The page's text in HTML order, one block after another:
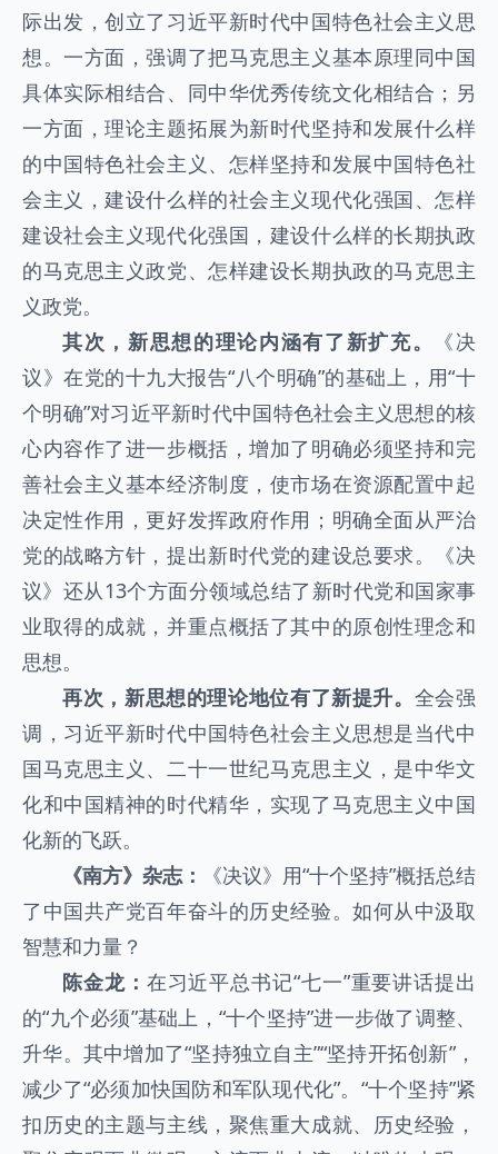
际出发，创立了习近平新时代中国特色社会主义思
想。一方面，强调了把马克思主义基本原理同中国
具体实际相结合、同中华优秀传统文化相结合；另
一方面，理论主题拓展为新时代坚持和发展什么样
的中国特色社会主义、怎样坚持和发展中国特色社
会主义，建设什么样的社会主义现代化强国、怎样
建设社会主义现代化强国，建设什么样的长期执政
的马克思主义政党、怎样建设长期执政的马克思主
义政党。
其次，新思想的理论内涵有了新扩充。
《决
议》在党的十九大报告“八个明确”的基础上，用“十
个明确”对习近平新时代中国特色社会主义思想的核
心内容作了进一步概括，增加了明确必须坚持和完
善社会主义基本经济制度，使市场在资源配置中起
决定性作用，更好发挥政府作用；明确全面从严治
党的战略方针，提出新时代党的建设总要求。《决
议》还从13个方面分领域总结了新时代党和国家事
业取得的成就，并重点概括了其中的原创性理念和
思想。
再次，新思想的理论地位有了新提升。 全会强
调，习近平新时代中国特色社会主义思想是当代中
国马克思主义、二十一世纪马克思主义，是中华文
化和中国精神的时代精华，实现了马克思主义中国
化新的飞跃。
《南方》杂志：
《决议》用“十个坚持”概括总结
了中国共产党百年奋斗的历史经验。如何从中汲取
智慧和力量？
陈金龙： 在习近平总书记“七一”重要讲话提出
的“九个必须”基础上，“十个坚持”进一步做了调整、
升华。其中增加了“坚持独立自主”“坚持开拓创新”，
减少了“必须加快国防和军队现代化”。“十个坚持”紧
扣历史的主题与主线，聚焦重大成就、历史经验，